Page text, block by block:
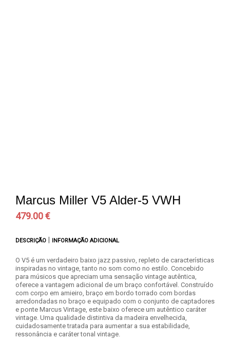
Marcus Miller V5 Alder-5 VWH
479.00 €
DESCRIÇÃO | INFORMAÇÃO ADICIONAL
O V5 é um verdadeiro baixo jazz passivo, repleto de características
inspiradas no vintage, tanto no som como no estilo. Concebido
para músicos que apreciam uma sensação vintage autêntica,
oferece a vantagem adicional de um braço confortável. Construído
com corpo em amieiro, braço em bordo torrado com bordas
arredondadas no braço e equipado com o conjunto de captadores
e ponte Marcus Vintage, este baixo oferece um autêntico caráter
vintage. Uma qualidade distintiva da madeira envelhecida,
cuidadosamente tratada para aumentar a sua estabilidade,
ressonância e caráter tonal vintage.